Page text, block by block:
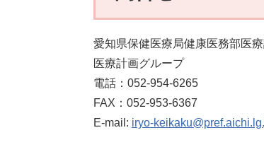
愛知県保健医療局健康医務部医
医療計画グループ
電話：052-954-6265
FAX：052-953-6367
E-mail: iryo-